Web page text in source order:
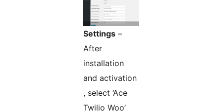
Settings –
After
installation
and activation
, select ‘Ace
Twilio Woo’